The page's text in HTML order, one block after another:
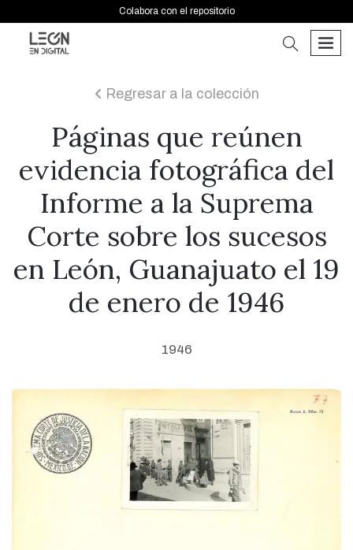
Colabora con el repositorio
buscar
icon
Regresar a la colección
Páginas que reúnen
evidencia fotográfica del
Informe a la Suprema
Corte sobre los sucesos
en León, Guanajuato el 19
de enero de 1946
1946